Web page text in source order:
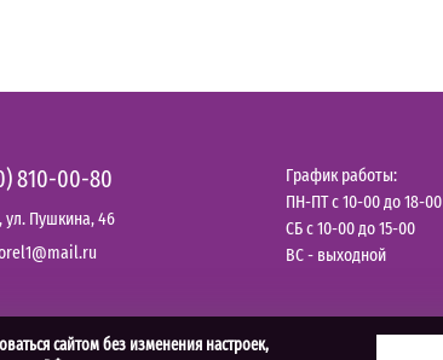
810-00-80
ул. Пушкина, 46
График работы:
ПН-ПТ с 10-00 до 18-00
СБ с 10-00 до 15-00
ВС - выходной
сайтом без изменения настроек,